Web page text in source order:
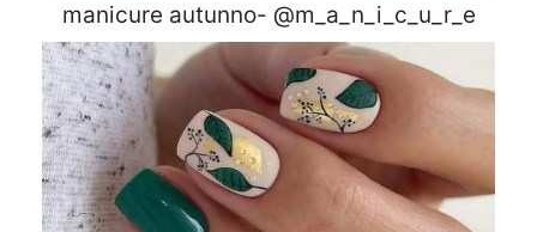
manicure autunno- @m_a_n_i_c_u_r_e